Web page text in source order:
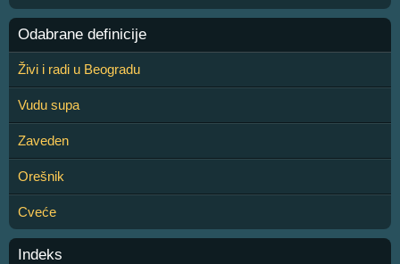
Odabrane definicije
Živi i radi u Beogradu
Vudu supa
Zaveden
Orešnik
Cveće
Indeks